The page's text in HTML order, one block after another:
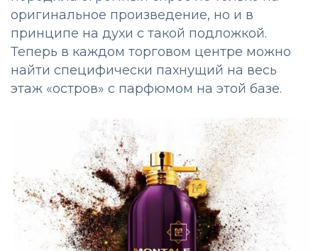
оригинальное произведение, но и в
принципе на духи с такой подложкой.
Теперь в каждом торговом центре можно
найти специфически пахнущий на весь
этаж «остров» с парфюмом на этой базе.